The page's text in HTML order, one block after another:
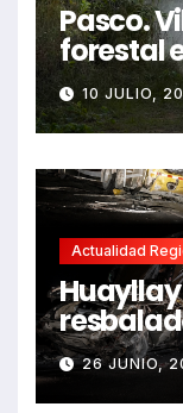
Pasco.
forestal
10 JULIO,
Actualidad
e
dejando
26 JUNIO,